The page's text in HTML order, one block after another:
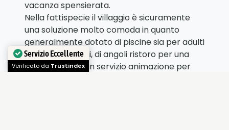
vacanza spensierata.
Nella fattispecie il villaggio è sicuramente
una soluzione molto comoda in quanto
generalmente dotato di piscine sia per adulti
che per bambini, di angoli ristoro per una
pausa caffè, di un servizio animazione per
Servizio Eccellente